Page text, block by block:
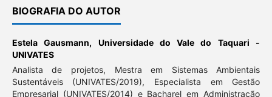
BIOGRAFIA DO AUTOR
Estela Gausmann, Universidade do Vale do Taquari -
UNIVATES
Analista de projetos, Mestra em Sistemas Ambientais
Sustentáveis (UNIVATES/2019), Especialista em Gestão
Empresarial (UNIVATES/2014) e Bacharel em Administração